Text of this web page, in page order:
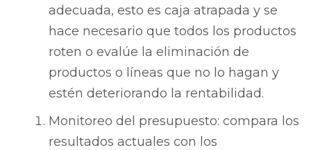
adecuada, esto es caja atrapada y se
hace necesario que todos los productos
roten o evalúe la eliminación de
productos o líneas que no lo hagan y
estén deteriorando la rentabilidad.
Monitoreo del presupuesto: compara los
resultados actuales con los